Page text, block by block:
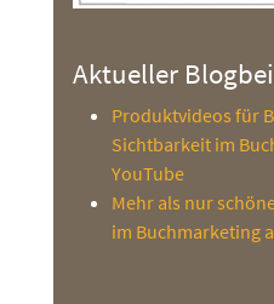
Aktueller
Produktvideos für
Sichtbarkeit im
YouTube
Mehr als nur
im Buchmarketing